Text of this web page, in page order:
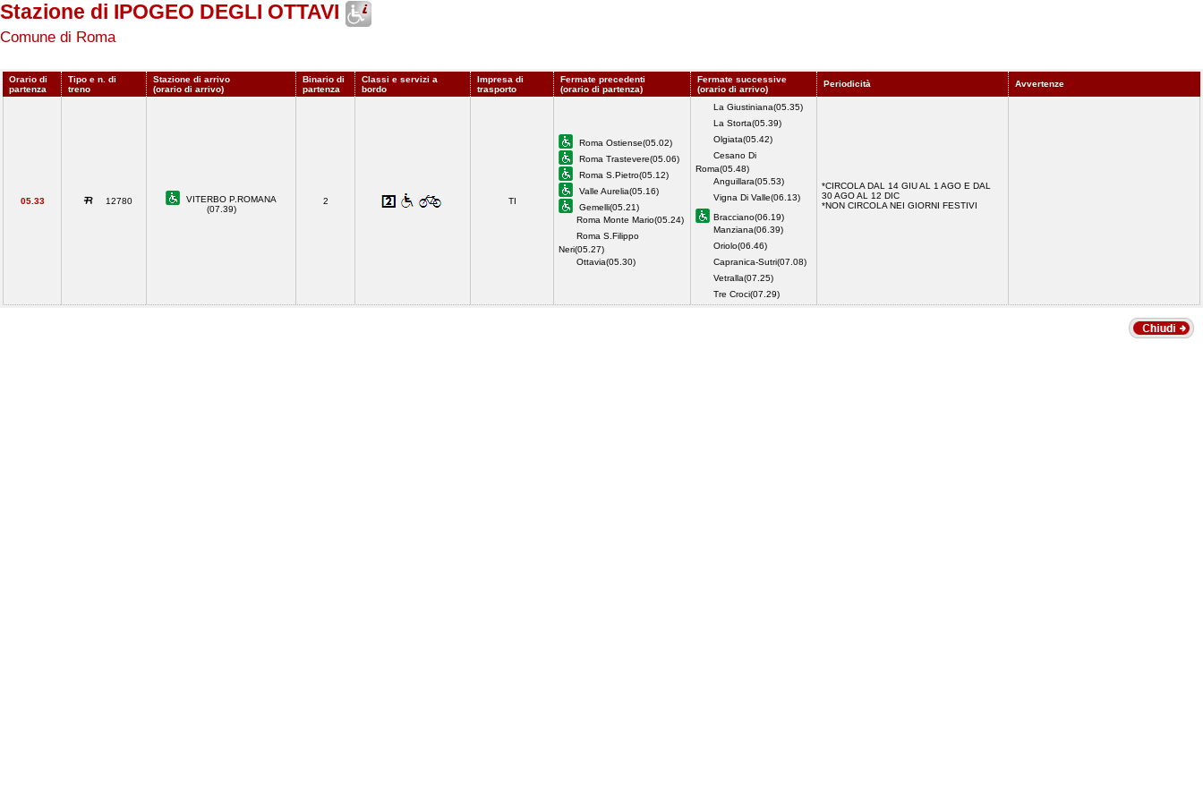
Stazione di IPOGEO DEGLI OTTAVI
Comune di Roma
Orario di
partenza
Tipo e n. di
treno
Stazione di arrivo
(orario di arrivo)
Binario di
partenza
Classi e servizi a
bordo
Impresa di
trasporto
Fermate precedenti
(orario di partenza)
Fermate successive
(orario di arrivo)
Periodicità Avvertenze
05.33 12780
VITERBO P.ROMANA
(07.39)
2 TI
Roma Ostiense(05.02)
Roma Trastevere(05.06)
Roma S.Pietro(05.12)
Valle Aurelia(05.16)
Gemelli(05.21)
Roma Monte Mario(05.24)
Roma S.Filippo
Neri(05.27)
Ottavia(05.30)
La Giustiniana(05.35)
La Storta(05.39)
Olgiata(05.42)
Cesano Di
Roma(05.48)
Anguillara(05.53)
Vigna Di Valle(06.13)
Bracciano(06.19)
Manziana(06.39)
Oriolo(06.46)
Capranica-Sutri(07.08)
Vetralla(07.25)
Tre Croci(07.29)
*CIRCOLA DAL 14 GIU AL 1 AGO E DAL
30 AGO AL 12 DIC
*NON CIRCOLA NEI GIORNI FESTIVI